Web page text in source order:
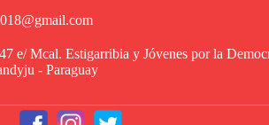
e/ Mcal. Estigarribia y Jóvenes por la
- Paraguay